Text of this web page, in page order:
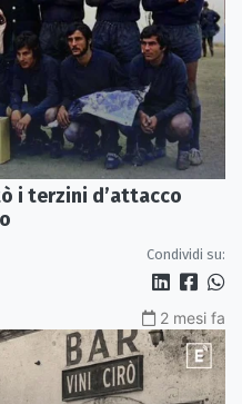
i terzini d’attacco
Condividi su:
2 mesi fa